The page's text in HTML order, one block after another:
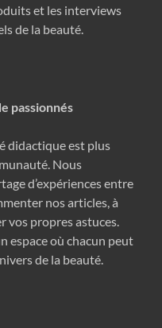
et les interviews
de la beauté.
passionnés
didactique est plus
Nous
d’expériences entre
nos articles, à
vos propres astuces.
espace où chacun peut
de la beauté.